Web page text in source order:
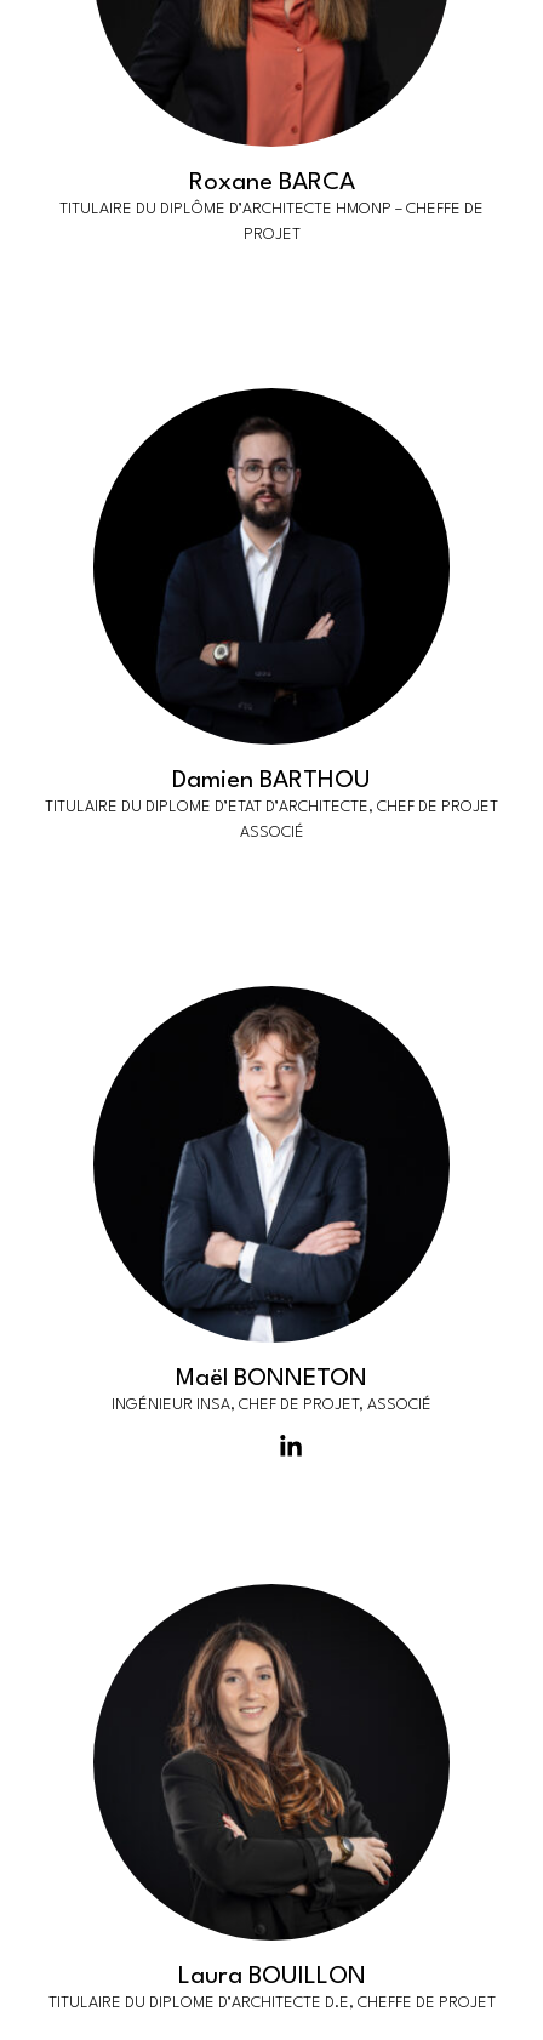
Roxane BARCA
TITULAIRE DU DIPLÔME D’ARCHITECTE HMONP – CHEFFE DE
PROJET
Damien BARTHOU
TITULAIRE DU DIPLOME D’ETAT D’ARCHITECTE, CHEF DE PROJET
ASSOCIÉ
Maël BONNETON
INGÉNIEUR INSA, CHEF DE PROJET, ASSOCIÉ
Laura BOUILLON
TITULAIRE DU DIPLOME D’ARCHITECTE D.E, CHEFFE DE PROJET